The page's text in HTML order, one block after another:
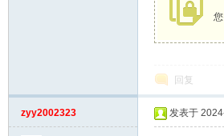
回复
zyy2002323 发表于